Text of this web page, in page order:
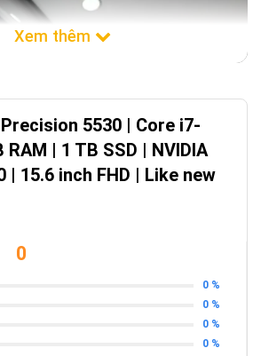
5530 | Core i7-
RAM | 1 TB SSD | NVIDIA
| 15.6 inch FHD | Like new
0
0 %
0 %
0 %
0 %